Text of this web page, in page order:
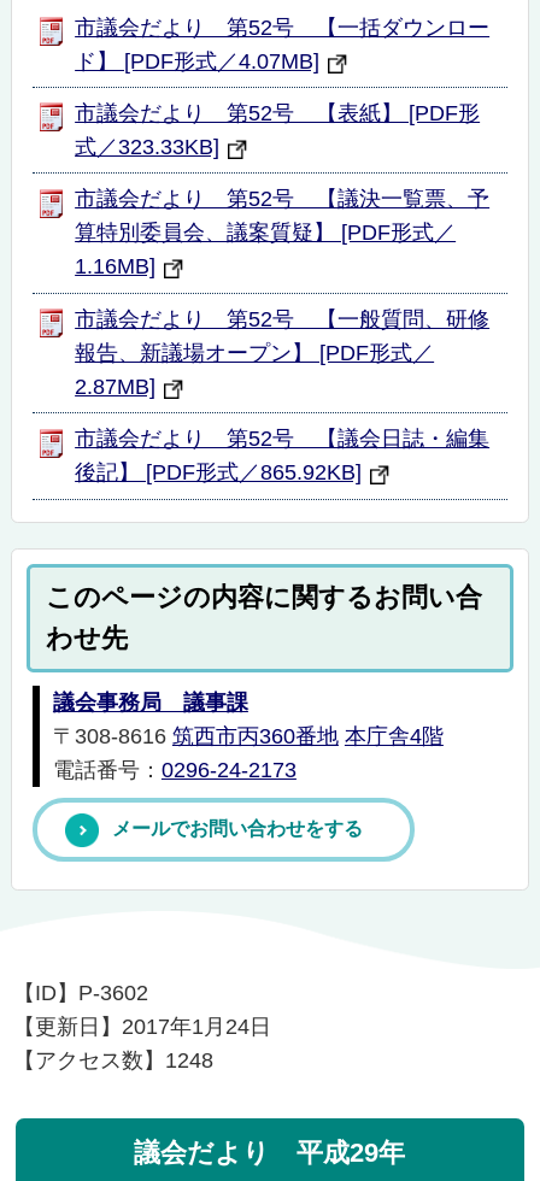
市議会だより 第52号 【一括ダウンロー
ド】 [PDF形式／4.07MB]
市議会だより 第52号 【表紙】 [PDF形
式／323.33KB]
市議会だより 第52号 【議決一覧票、予
算特別委員会、議案質疑】 [PDF形式／
1.16MB]
市議会だより 第52号 【一般質問、研修
報告、新議場オープン】 [PDF形式／
2.87MB]
市議会だより 第52号 【議会日誌・編集
後記】 [PDF形式／865.92KB]
このページの内容に関するお問い合
わせ先
議会事務局 議事課
〒308-8616 筑西市丙360番地 本庁舎4階
電話番号： 0296-24-2173
メールでお問い合わせをする
【ID】 P-3602
【更新日】 2017年1月24日
【アクセス数】 1248
議会だより 平成29年